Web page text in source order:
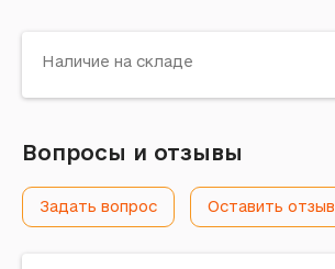
Наличие на складе
Вопросы и отзывы
Задать вопрос Оставить отзыв